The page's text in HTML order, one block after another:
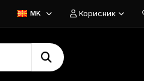
MK Корисник